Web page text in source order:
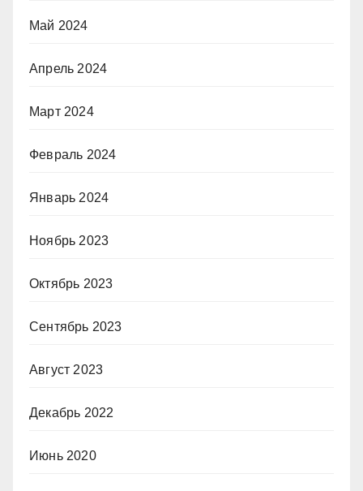
Май 2024
Апрель 2024
Март 2024
Февраль 2024
Январь 2024
Ноябрь 2023
Октябрь 2023
Сентябрь 2023
Август 2023
Декабрь 2022
Июнь 2020